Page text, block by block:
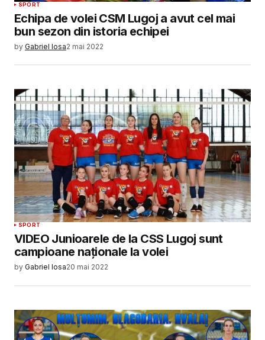
SPORT
Echipa de volei CSM Lugoj a avut cel mai
bun sezon din istoria echipei
by Gabriel Iosa2 mai 2022
SPORT
VIDEO Junioarele de la CSS Lugoj sunt
campioane naționale la volei
by Gabriel Iosa20 mai 2022